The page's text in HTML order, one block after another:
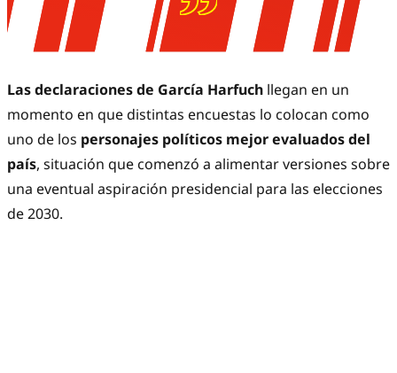
Las declaraciones de García Harfuch llegan en un
momento en que distintas encuestas lo colocan como
uno de los personajes políticos mejor evaluados del
país, situación que comenzó a alimentar versiones sobre
una eventual aspiración presidencial para las elecciones
de 2030.